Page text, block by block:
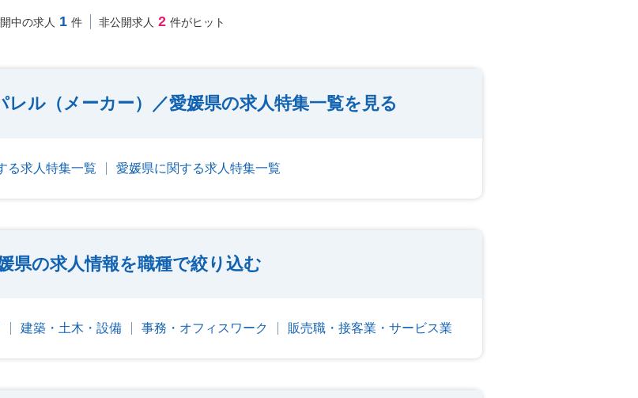
中の求人 1 件 非公開求人 2 件がヒット
ル（メーカー）／愛媛県の求人特集一覧を見る
る求人特集一覧 愛媛県に関する求人特集一覧
県の求人情報を職種で絞り込む
建築・土木・設備 事務・オフィスワーク 販売職・接客業・サービス業